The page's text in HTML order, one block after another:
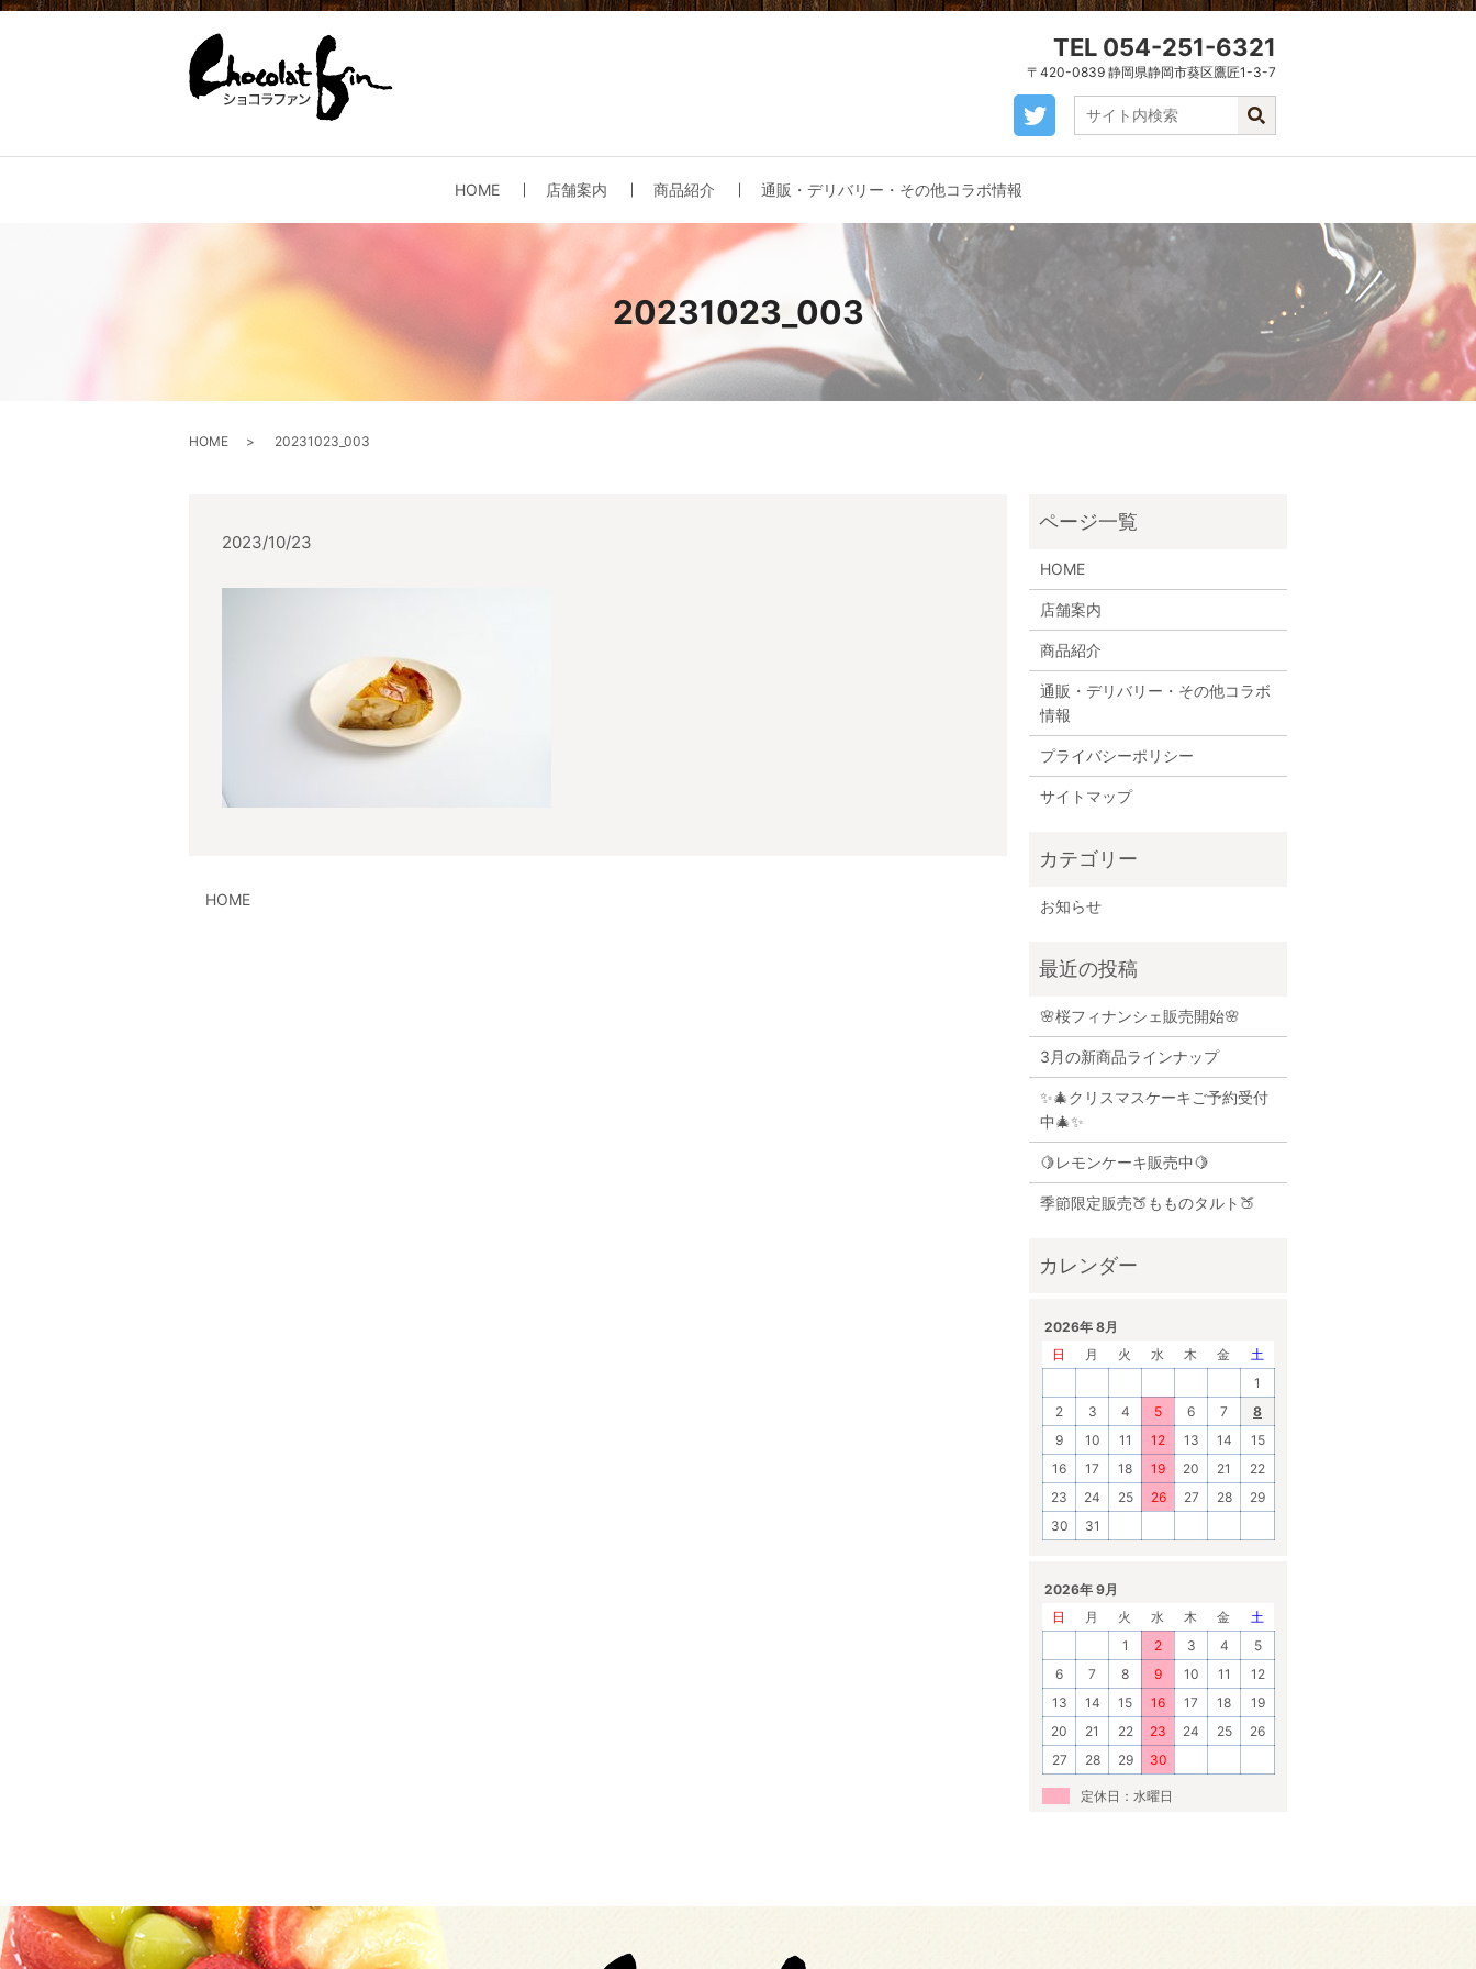
TEL 054-251-6321
〒420-0839 静岡県静岡市葵区鷹匠1-3-7
HOME 店舗案内 商品紹介 通販・デリバリー・その他コラボ情報
20231023_003
HOME 20231023_003
2023/10/23
HOME
HOME
店舗案内
商品紹介
通販・デリバリー・その他コラボ
情報
プライバシーポリシー
サイトマップ
お知らせ
🌸桜フィナンシェ販売開始🌸
3月の新商品ラインナップ
✨🎄クリスマスケーキご予約受付
中🎄✨
🍋レモンケーキ販売中🍋
季節限定販売🍑もものタルト🍑
2026年 8月
日
月 火 水 木 金
土
1
2
3 4 5 6 7
8
9
10 11 12 13 14
15
16
17 18 19 20 21
22
23
24 25 26 27 28
29
30
31
2026年 9月
日
月 火 水 木 金
土
1
2 3 4
5
6
7 8 9 10 11
12
13
14 15 16 17 18
19
20
21 22 23 24 25
26
27
28 29 30
定休日：水曜日